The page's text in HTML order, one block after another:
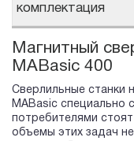
комплектация
Магнитный
MABasic 400
Сверлильные станки
MABasic специально
потребителями
объемы этих задач